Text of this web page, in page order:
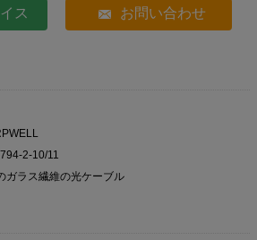
ス お問い合わせ
2-10/11
ガラス繊維の光ケーブル